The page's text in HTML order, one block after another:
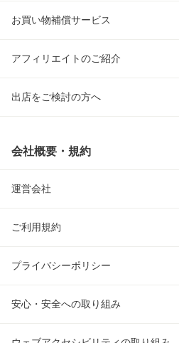
お買い物補償サービス
アフィリエイトのご紹介
出店をご検討の方へ
会社概要・規約
運営会社
ご利用規約
プライバシーポリシー
安心・安全への取り組み